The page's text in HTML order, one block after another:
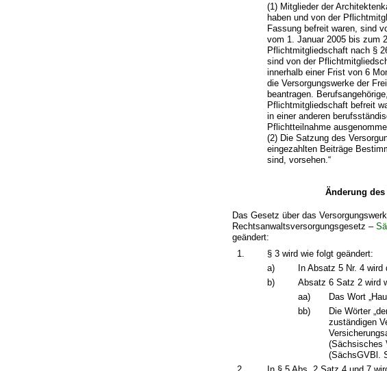
(1) Mitglieder der
haben und von der
Fassung befreit waren, sind
vom 1. Januar 2005 bis zum
Pflichtmitgliedschaft nach §
sind von der
innerhalb einer Frist von 6
die Versorgungswerke der
beantragen.
Pflichtmitgliedschaft befreit
in einer anderen
Pflichtteilnahme
(2) Die Satzung des
eingezahlten Beiträge
sind, vorsehen.“
Änderung
Das Gesetz über das
Rechtsanwaltsversorgungsgesetz –
geändert:
1.
§ 3 wird wie folgt geändert:
a)
In Absatz 5 Nr. 4
b)
Absatz 6 Satz 2 wird
aa)
Das Wort
bb)
Die Wörter
zuständigen
(Sächsisches
(SächsGVBl.